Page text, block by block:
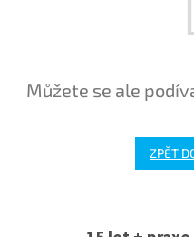
Můžete se ale
ZPĚT